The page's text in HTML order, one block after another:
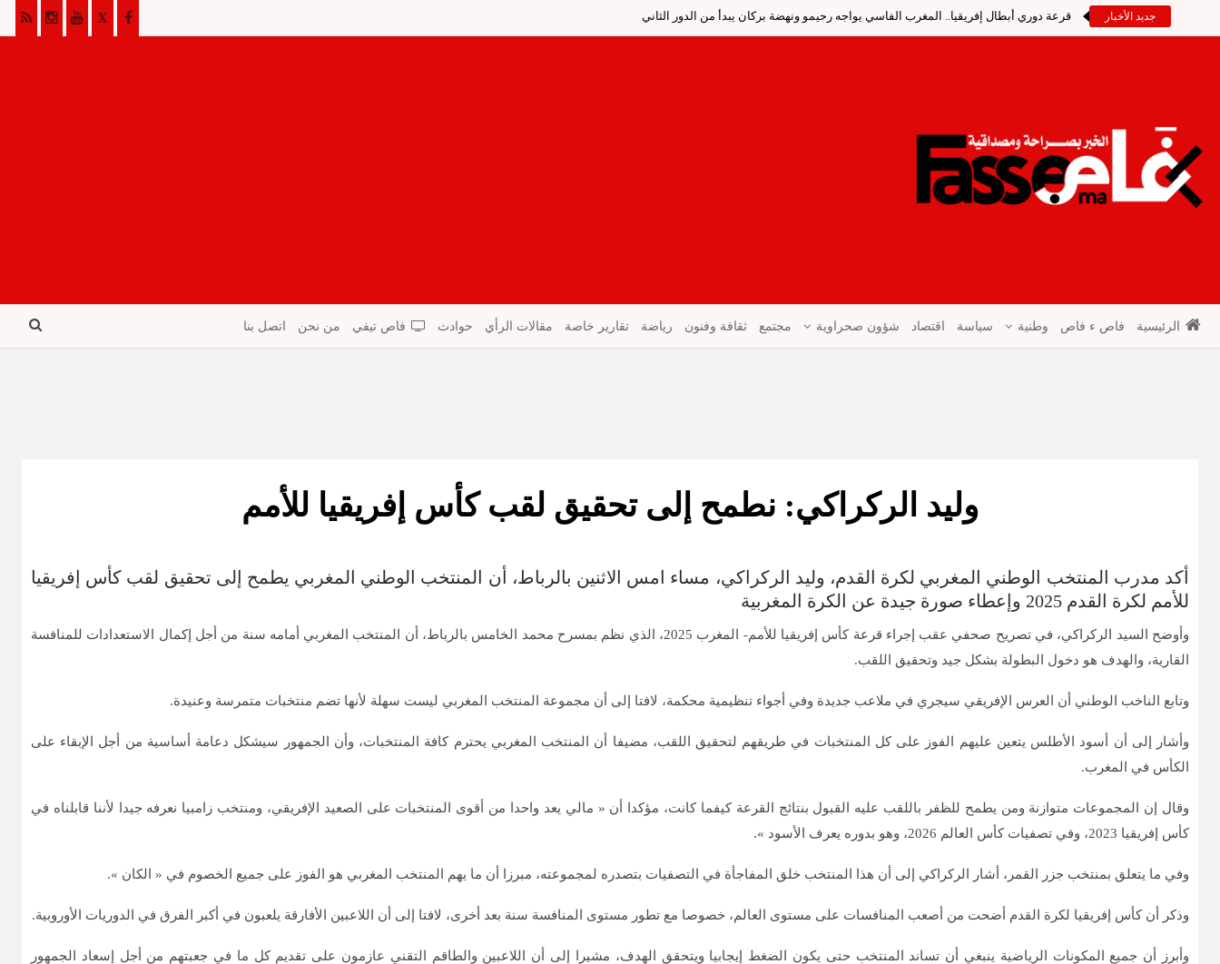
جديد الأخبار قرعة دوري أبطال إفريقيا.. المغرب الفاسي يواجه رحيمو ونهضة بركان يبدأ من الدور الثاني
الرئيسية فاص ء فاص وطنية سياسة اقتصاد شؤون صحراوية مجتمع ثقافة وفنون رياضة تقارير خاصة مقالات الرأي حوادث فاص تيفي من نحن اتصل بنا
وليد الركراكي: نطمح إلى تحقيق لقب كأس إفريقيا للأمم
أكد مدرب المنتخب الوطني المغربي لكرة القدم، وليد الركراكي، مساء امس الاثنين بالرباط، أن المنتخب الوطني المغربي يطمح إلى تحقيق لقب كأس إفريقيا
للأمم لكرة القدم 2025 وإعطاء صورة جيدة عن الكرة المغربية
وأوضح السيد الركراكي، في تصريح صحفي عقب إجراء قرعة كأس إفريقيا للأمم- المغرب 2025، الذي نظم بمسرح محمد الخامس بالرباط، أن المنتخب المغربي أمامه سنة من أجل إكمال الاستعدادات للمنافسة
القارية، والهدف هو دخول البطولة بشكل جيد وتحقيق اللقب.
وتابع الناخب الوطني أن العرس الإفريقي سيجري في ملاعب جديدة وفي أجواء تنظيمية محكمة، لافتا إلى أن مجموعة المنتخب المغربي ليست سهلة لأنها تضم منتخبات متمرسة وعنيدة.
وأشار إلى أن أسود الأطلس يتعين عليهم الفوز على كل المنتخبات في طريقهم لتحقيق اللقب، مضيفا أن المنتخب المغربي يحترم كافة المنتخبات، وأن الجمهور سيشكل دعامة أساسية من أجل الإبقاء على
الكأس في المغرب.
وقال إن المجموعات متوازنة ومن يطمح للظفر باللقب عليه القبول بنتائج القرعة كيفما كانت، مؤكدا أن « مالي يعد واحدا من أقوى المنتخبات على الصعيد الإفريقي، ومنتخب زامبيا نعرفه جيدا لأننا قابلناه في
كأس إفريقيا 2023، وفي تصفيات كأس العالم 2026، وهو بدوره يعرف الأسود ».
وفي ما يتعلق بمنتخب جزر القمر، أشار الركراكي إلى أن هذا المنتخب خلق المفاجأة في التصفيات بتصدره لمجموعته، مبرزا أن ما يهم المنتخب المغربي هو الفوز على جميع الخصوم في « الكان ».
وذكر أن كأس إفريقيا لكرة القدم أضحت من أصعب المنافسات على مستوى العالم، خصوصا مع تطور مستوى المنافسة سنة بعد أخرى، لافتا إلى أن اللاعبين الأفارقة يلعبون في أكبر الفرق في الدوريات الأوروبية.
وأبرز أن جميع المكونات الرياضية ينبغي أن تساند المنتخب حتى يكون الضغط إيجابيا ويتحقق الهدف، مشيرا إلى أن اللاعبين والطاقم التقني عازمون على تقديم كل ما في جعبتهم من أجل إسعاد الجمهور